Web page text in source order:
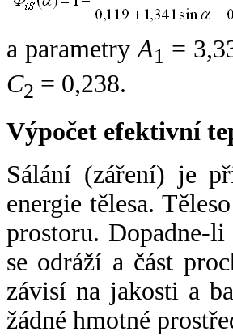
a parametryA1 =
C2 = 0,238.
Výpočet efektivní
Sálání (záření) je
energie tělesa.
prostoru. Dopadne-
se odráží a část
závisí na jakosti a
žádné hmotné